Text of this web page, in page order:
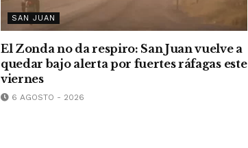
SAN JUAN
El Zonda no da respiro: San Juan vuelve a
quedar bajo alerta por fuertes ráfagas este
viernes
6 AGOSTO - 2026